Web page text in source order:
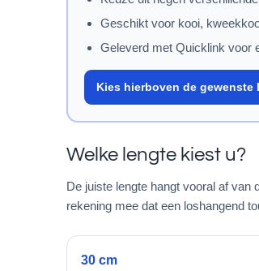
Geschikt voor kooi,
Geleverd met Quicklink voor
Kies hierboven de
Welke lengte kiest u?
De juiste lengte hangt vooral af
rekening mee dat een loshangend
30 cm